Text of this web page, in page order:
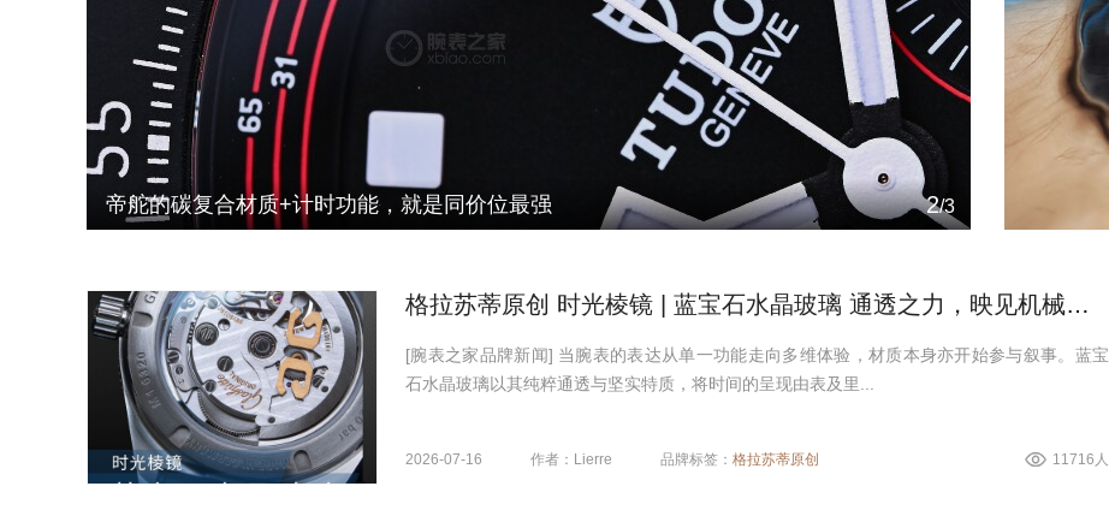
帝舵的碳复合材质+计时功能，就是同价位最强 2/3
格拉苏蒂原创 时光棱镜 | 蓝宝石水晶玻璃 通透之力，映见机械之美与时间深度
[腕表之家品牌新闻] 当腕表的表达从单一功能走向多维体验，材质本身亦开始参与叙事。蓝宝
石水晶玻璃以其纯粹通透与坚实特质，将时间的呈现由表及里...
2026-07-16 作者：Lierre 品牌标签： 格拉苏蒂原创 11716人